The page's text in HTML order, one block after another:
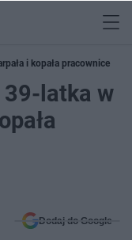
i kopała pracownice
latka w
Dodaj do Google